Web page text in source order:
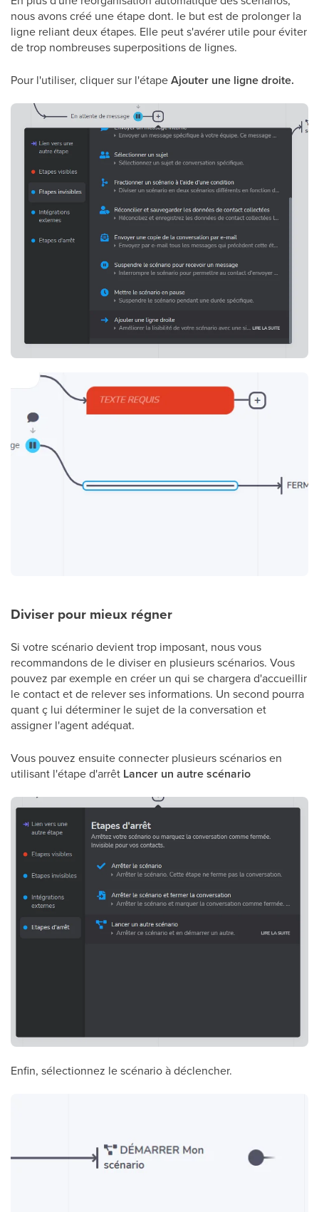
nous avons créé une étape dont. le but est de prolonger la
ligne reliant deux étapes. Elle peut s'avérer utile pour éviter
de trop nombreuses superpositions de lignes.
Pour l'utiliser, cliquer sur l'étapeAjouter une ligne droite.
Diviser pour mieux régner
Si votre scénario devient trop imposant, nous vous
recommandons de le diviser en plusieurs scénarios. Vous
pouvez par exemple en créer un qui se chargera d'accueillir
le contact et de relever ses informations. Un second pourra
quant ç lui déterminer le sujet de la conversation et
assigner l'agent adéquat.
Vous pouvez ensuite connecter plusieurs scénarios en
utilisant l'étape d'arrêt Lancer un autre scénario
Enfin, sélectionnez le scénario à déclencher.